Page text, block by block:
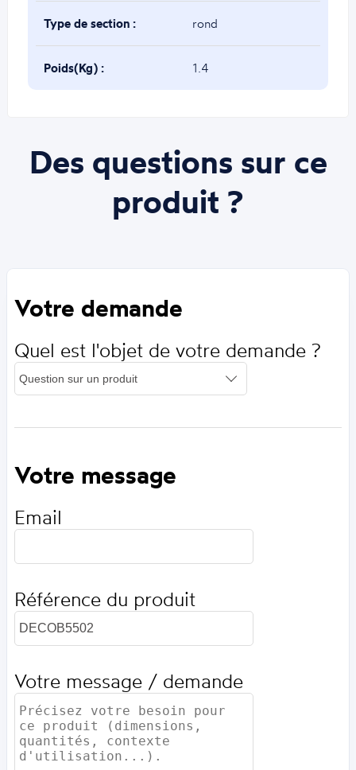
Type de section : rond
Poids(Kg) : 1.4
Des questions sur ce
produit ?
Votre demande
Quel est l'objet de votre demande ?
Votre message
Email
Référence du produit
Votre message / demande